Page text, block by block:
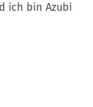
ich bin Azubi